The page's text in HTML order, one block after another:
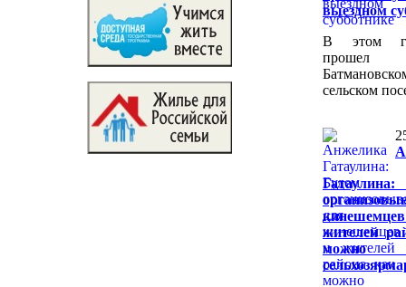
выездном
В этом
сельском
жителей
можно